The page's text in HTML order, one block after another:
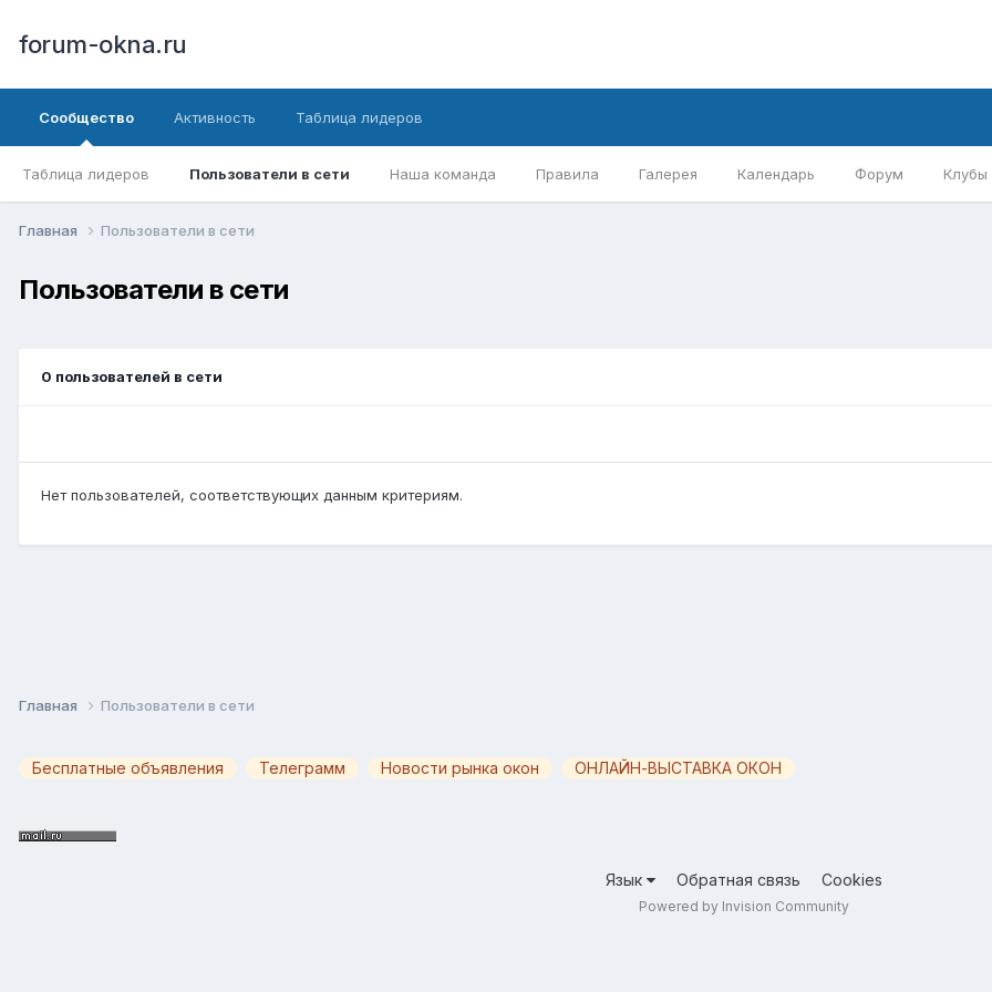
forum-okna.ru
Сообщество
Таблица лидеров Пользователи в сети Наша команда Правила Галерея Календарь Форум Клубы
Активность Таблица лидеров
Главная Пользователи в сети
Пользователи в сети
0 пользователей в сети
Нет пользователей, соответствующих данным критериям.
Главная Пользователи в сети
Бесплатные объявления Телеграмм Новости рынка окон ОНЛАЙН-ВЫСТАВКА ОКОН
Язык Обратная связь Cookies
Powered by Invision Community